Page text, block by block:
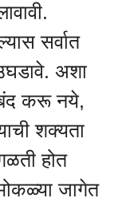
सर्वात
अशा
बंद करू नये,
शक्यता
होत
जागेत